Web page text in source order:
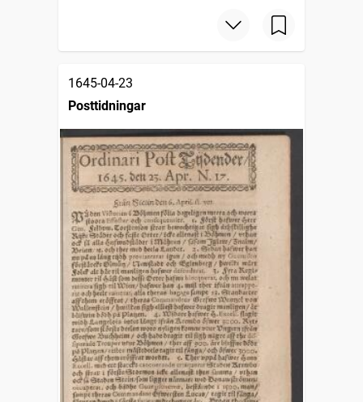
1645-04-23
Posttidningar